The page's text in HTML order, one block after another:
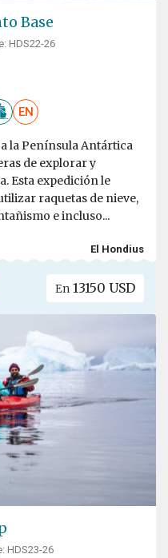
Base
HDS22-26
EN
la Península Antártica
de explorar y
Esta expedición le
raquetas de nieve,
e incluso...
El Hondius
En 13150 USD
HDS23-26